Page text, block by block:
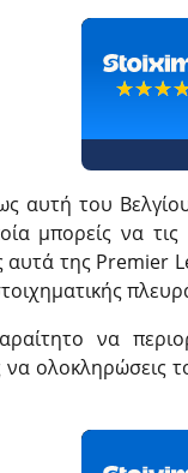
αυτή του
μπορείς να
της Premier
να
να ολοκληρώσεις